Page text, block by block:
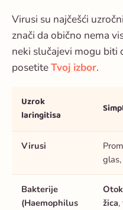
Virusi su najčešći
znači da obično nema
neki slučajevi mogu biti
posetiteTvoj izbor.
Uzrok
laringitisa
Virusi
Bakterije
(Haemophilus
žica,